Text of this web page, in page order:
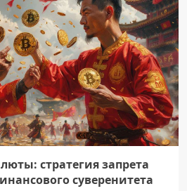
стратегия запрета
суверенитета